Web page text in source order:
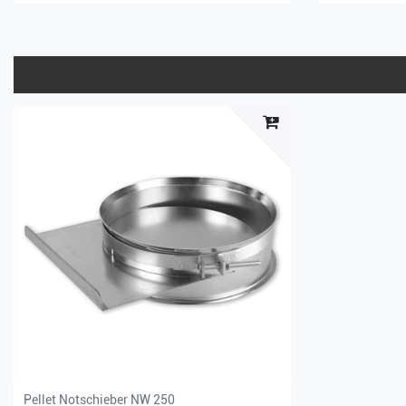
Pellet Notschieber NW 250